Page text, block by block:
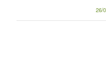
26/